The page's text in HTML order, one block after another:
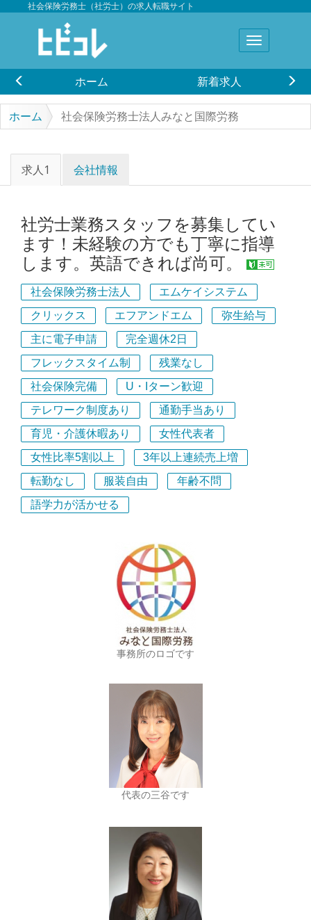
社会保険労務士（社労士）の求人転職サイト
ホーム 新着求人
ホーム 社会保険労務士法人みなと国際労務
求人1 会社情報
社労士業務スタッフを募集してい
ます！未経験の方でも丁寧に指導
します。英語できれば尚可。
社会保険労務士法人
エムケイシステム
クリックス
エフアンドエム
弥生給与
主に電子申請
完全週休2日
フレックスタイム制
残業なし
社会保険完備
U・Iターン歓迎
テレワーク制度あり
通勤手当あり
育児・介護休暇あり
女性代表者
女性比率5割以上
3年以上連続売上増
転勤なし
服装自由
年齢不問
語学力が活かせる
事務所のロゴです
代表の三谷です